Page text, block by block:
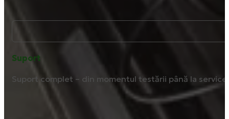
Suport
Suport complet – din momentul testării până la